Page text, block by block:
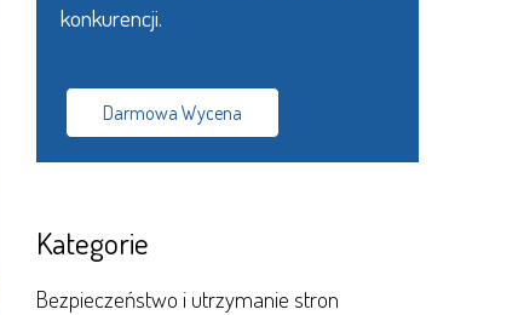
konkurencji.
Darmowa Wycena
Kategorie
Bezpieczeństwo i utrzymanie stron